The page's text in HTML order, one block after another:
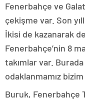
Fenerbahçe ve
çekişme var. Son
İkisi de kazanarak
Fenerbahçe’nin 8
takımlar var.
odaklanmamız
Buruk, Fenerbahçe